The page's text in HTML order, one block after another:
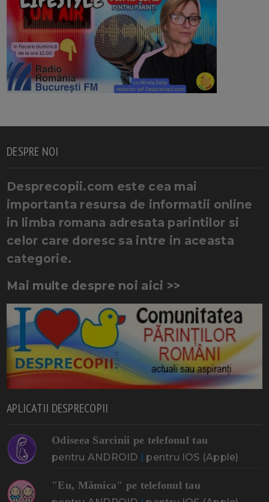
DESPRE NOI
Desprecopii.com este cea mai
importanta resursa de informatii online
in limba romana adresata parintilor si
celor care doresc sa intre in aceasta
categorie.
Mai multe despre noi aici >>
APLICATII DESPRECOPII
Odiseea Sarcinii pe telefonul tau
pentru ANDROID | pentru IOS (Apple)
"Eu, Mămica" pe telefonul tau